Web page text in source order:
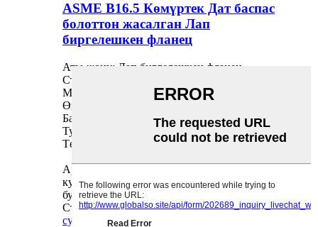
ASME B16.5 Көмүртек Дат баспас
болоттон жасалган Лап
биргелешкен фланец
Аты-жөнү: Лап биргелешкен фланец
Стандарт: ASME B16.5
Материал: Carbon Steel; Дат баспаган болот
Өзгөчөлүктөрү: 1/2"-24" DN15-600
Басым: Class150-Class2500
Туташуу режими: Ширетүүчү
Төлөм: T / T, L / C, D / P, PayPal
Ар кандай суроолорго биз жооп берүүгө
кубанычтабыз, суроолоруңузду жана
буйруктарыңызды жөнөтүңүз.
Сток үлгүсү акысыз жана жеткиликтүү
суроо
детал